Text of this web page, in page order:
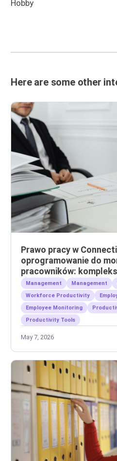
Hobby
Here are some other
Prawo pracy w
oprogramowanie do
pracowników:
dla pracodawców
Management Management
Workforce Productivity
Employee Monitoring
Productivity Tools
May 7, 2026